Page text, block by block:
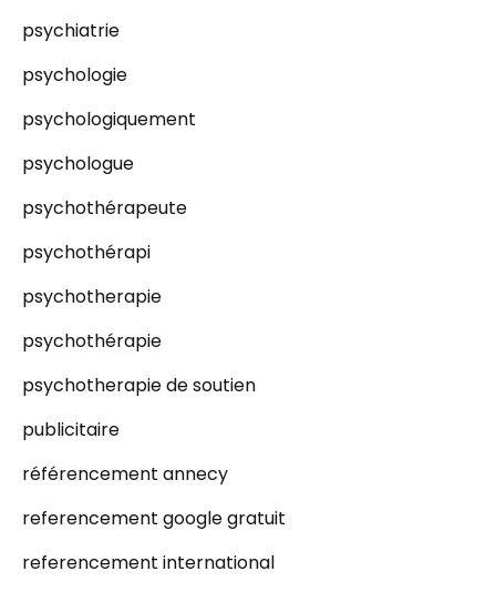
psychiatrie
psychologie
psychologiquement
psychologue
psychothérapeute
psychothérapi
psychotherapie
psychothérapie
psychotherapie de soutien
publicitaire
référencement annecy
referencement google gratuit
referencement international